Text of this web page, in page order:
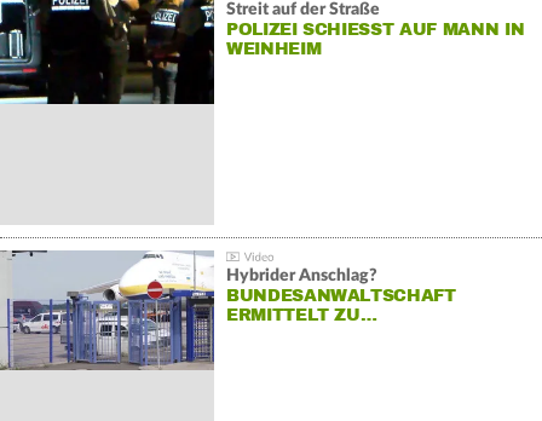
Streit auf der Straße
POLIZEI SCHIESST AUF MANN IN W
EINHEIM
Hybrider Anschlag?
BUNDESANWALTSCHAFT
ERMITTELT ZU…